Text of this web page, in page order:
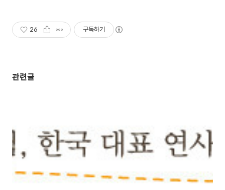
26 구독하기
관련글